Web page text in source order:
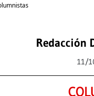
Redacción
11/